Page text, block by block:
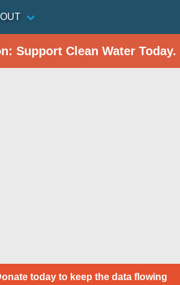
Support Clean Water Today.
today to keep the data flowing